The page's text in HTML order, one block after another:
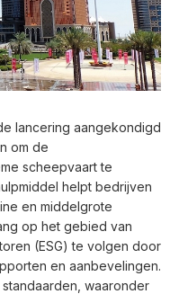
lancering aangekondigd
om de
scheepvaart te
helpt bedrijven
en middelgrote
op het gebied van
(ESG) te volgen door
en aanbevelingen.
waaronder